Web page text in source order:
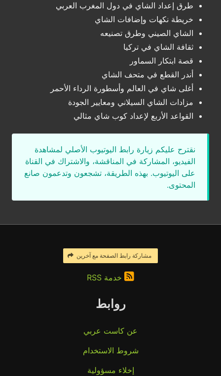
طرق إعداد الشاي في دول المغرب العربي
خريطة نكهات وإضافات الشاي
الشاي الصيني وطرق تصنيعه
ثقافة الشاي في تركيا
قصة ابتكار السماور
أندر القطع في متحف الشاي
أغلى شاي في العالم وأسطورة الرداء الأحمر
مزادات الشاي السيلاني ومعايير الجودة
القواعد الأربع لإعداد كوب شاي مثالي
نقترح عليكم زيارة رابط اليوتيوب الأصلي لمشاهدة
الفيديو، المشاركة في المناقشة، والاشتراك في القناة
على اليوتيوب. بهذه الطريقة، تشجعون وتدعمون صانع
المحتوى.
مشاركة رابط الصفحة مع آخرين
خدمة RSS
روابط
عن كاست عربي
شروط الاستخدام
إخلاء مسؤولية